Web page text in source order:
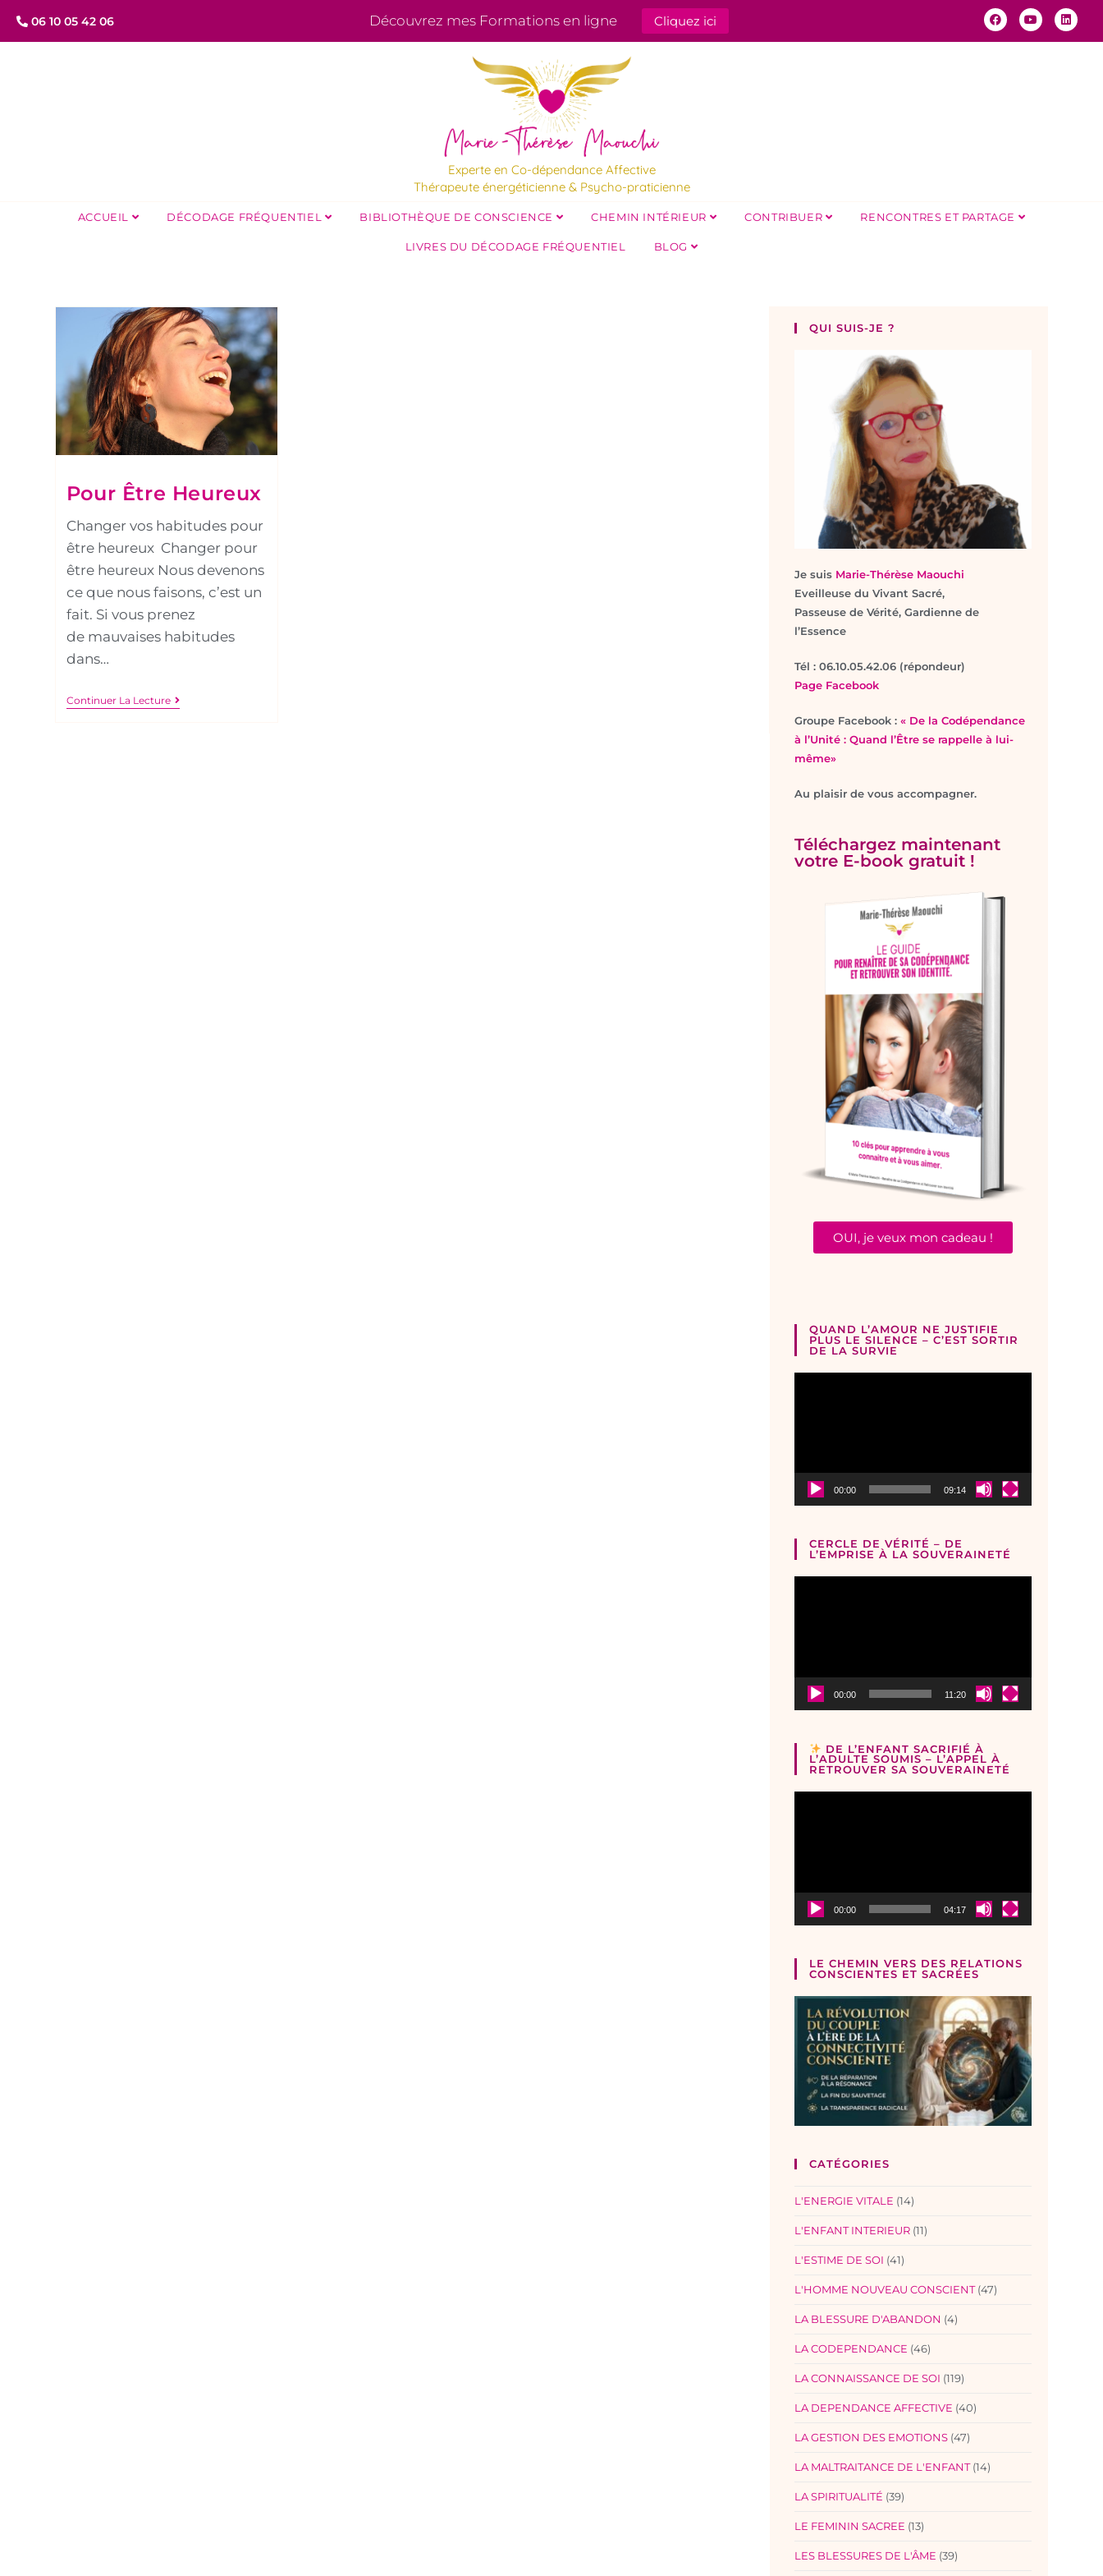
06 10 05 42 06 Découvrez mes Formations en ligne Cliquez ici
Experte en Co-dépendance Affective
Thérapeute énergéticienne & Psycho-praticienne
ACCUEIL DÉCODAGE FRÉQUENTIEL BIBLIOTHÈQUE DE CONSCIENCE CHEMIN INTÉRIEUR CONTRIBUER RENCONTRES ET PARTAGE
LIVRES DU DÉCODAGE FRÉQUENTIEL BLOG
Pour Être Heureux
Changer vos habitudes pour
être heureux Changer pour
être heureux Nous devenons
ce que nous faisons, c’est un
fait. Si vous prenez
de mauvaises habitudes
dans…
Continuer La Lecture
QUI SUIS-JE ?
Je suis Marie-Thérèse Maouchi
Eveilleuse du Vivant Sacré,
Passeuse de Vérité, Gardienne de
l’Essence
Tél : 06.10.05.42.06 (répondeur)
Page Facebook
Groupe Facebook :« De la Codépendance
à l’Unité : Quand l’Être se rappelle à lui-
même»
Au plaisir de vous accompagner.
Téléchargez maintenant
votre E-book gratuit !
OUI, je veux mon cadeau !
QUAND L’AMOUR NE JUSTIFIE
PLUS LE SILENCE – C’EST SORTIR
DE LA SURVIE
00:00 09:14
CERCLE DE VÉRITÉ – DE
L’EMPRISE À LA SOUVERAINETÉ
00:00 11:20
DE L’ENFANT SACRIFIÉ À
L’ADULTE SOUMIS – L’APPEL À
RETROUVER SA SOUVERAINETÉ
00:00 04:17
LE CHEMIN VERS DES RELATIONS
CONSCIENTES ET SACRÉES
CATÉGORIES
L'ENERGIE VITALE (14)
L'ENFANT INTERIEUR (11)
L'ESTIME DE SOI (41)
L'HOMME NOUVEAU CONSCIENT (47)
LA BLESSURE D'ABANDON (4)
LA CODEPENDANCE (46)
LA CONNAISSANCE DE SOI (119)
LA DEPENDANCE AFFECTIVE (40)
LA GESTION DES EMOTIONS (47)
LA MALTRAITANCE DE L'ENFANT (14)
LA SPIRITUALITÉ (39)
LE FEMININ SACREE (13)
LES BLESSURES DE L'ÂME (39)